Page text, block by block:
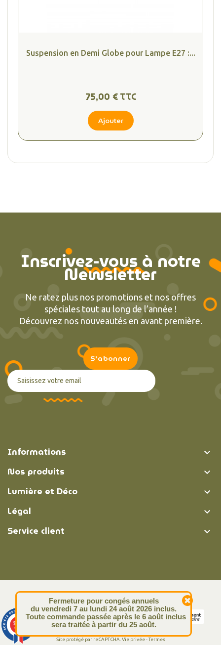
Suspension en Demi Globe pour Lampe E27 :...
75,00 € TTC
Ajouter
Inscrivez-vous à notre
Newsletter
Ne ratez plus nos promotions et nos offres
spéciales tout au long de l’année !
Découvrez nos nouveautés en avant première.
Informations 
Nos produits 
Lumière et Déco 
Légal 
Service client 
© Lumière et Déco | 2026
Site protégé par reCAPTCHA. Vie privée-Termes
Fermeture pour congés annuels
du vendredi 7 au lundi 24 août 2026 inclus.
Toute commande passée après le 6 août inclus
sera traitée à partir du 25 août.
9.4
313 avis